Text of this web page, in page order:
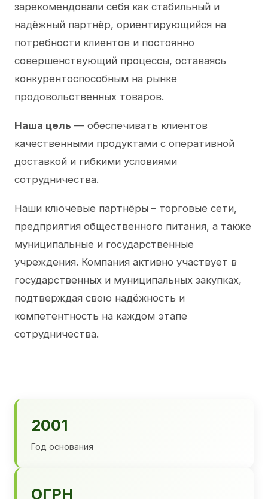
зарекомендовали себя как стабильный и
надёжный партнёр, ориентирующийся на
потребности клиентов и постоянно
совершенствующий процессы, оставаясь
конкурентоспособным на рынке
продовольственных товаров.
Наша цель — обеспечивать клиентов
качественными продуктами с оперативной
доставкой и гибкими условиями
сотрудничества.
Наши ключевые партнёры – торговые сети,
предприятия общественного питания, а также
муниципальные и государственные
учреждения. Компания активно участвует в
государственных и муниципальных закупках,
подтверждая свою надёжность и
компетентность на каждом этапе
сотрудничества.
2001
Год основания
ОГРН